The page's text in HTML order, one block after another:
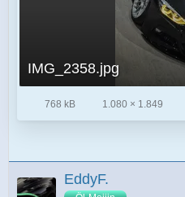
IMG_2358.jpg
768 kB 1.080 × 1.849
EddyF.